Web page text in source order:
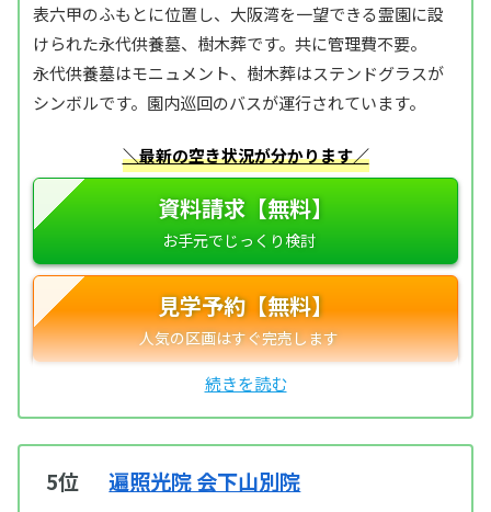
表六甲のふもとに位置し、大阪湾を一望できる霊園に設
けられた永代供養墓、樹木葬です。共に管理費不要。
永代供養墓はモニュメント、樹木葬はステンドグラスが
シンボルです。園内巡回のバスが運行されています。
＼最新の空き状況が分かります／
資料請求【無料】
見学予約【無料】
5位 遍照光院 会下山別院